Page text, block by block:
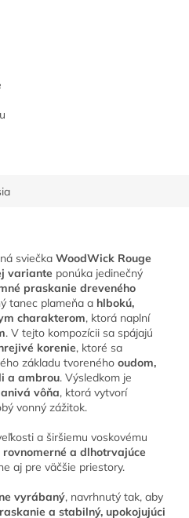
sviečka WoodWick Rouge
variante ponúka jedinečný
praskanie dreveného
tanec plameňa a hlbokú,
charakterom, ktorá naplní
. V tejto kompozícii sa spájajú
korenie, ktoré sa
základu tvoreného oudom,
a ambrou. Výsledkom je
vôňa, ktorá vytvorí
vonný zážitok.
a širšiemu voskovému
rovnomerné a dlhotrvajúce
aj pre väčšie priestory.
vyrábaný, navrhnutý tak, aby
a stabilný, upokojujúci